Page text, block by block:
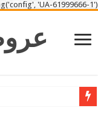
'UA-61999666-1');